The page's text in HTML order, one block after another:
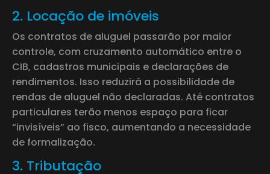
2. Locação de imóveis
Os contratos de aluguel passarão por maior
controle, com cruzamento automático entre o
CIB, cadastros municipais e declarações de
rendimentos. Isso reduzirá a possibilidade de
rendas de aluguel não declaradas. Até contratos
particulares terão menos espaço para ficar
“invisíveis” ao fisco, aumentando a necessidade
de formalização.
3. Tributação